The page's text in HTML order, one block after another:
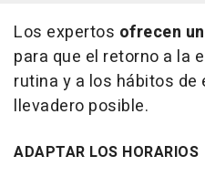
Los expertos ofrecen
para que el retorno a la
rutina y a los hábitos
llevadero posible.
ADAPTAR LOS HORARIOS